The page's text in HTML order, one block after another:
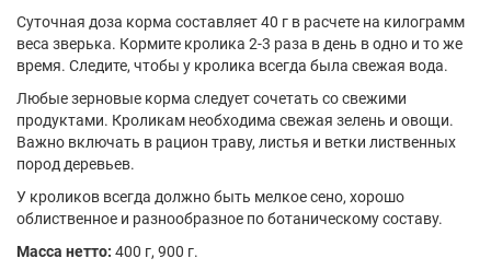
Суточная доза корма составляет 40 г в расчете на килограмм
веса зверька. Кормите кролика 2-3 раза в день в одно и то же
время. Следите, чтобы у кролика всегда была свежая вода.
Любые зерновые корма следует сочетать со свежими
продуктами. Кроликам необходима свежая зелень и овощи.
Важно включать в рацион траву, листья и ветки лиственных
пород деревьев.
У кроликов всегда должно быть мелкое сено, хорошо
облиственное и разнообразное по ботаническому составу.
Масса нетто: 400 г, 900 г.